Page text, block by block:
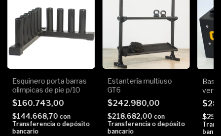
Esquinero porta barras
olimpicas de pie p/10
$160.743,00
$144.668,70 con
Transferencia o depósito
bancario
Estantería multiuso
GT6
$242.980,00
$218.682,00 con
Transferencia o depósito
bancario
Base